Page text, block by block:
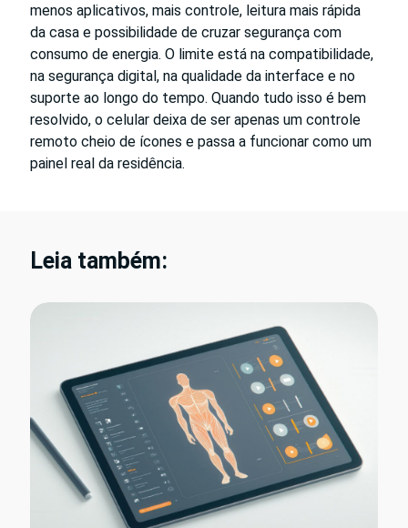
menos aplicativos, mais controle, leitura mais rápida
da casa e possibilidade de cruzar segurança com
consumo de energia. O limite está na compatibilidade,
na segurança digital, na qualidade da interface e no
suporte ao longo do tempo. Quando tudo isso é bem
resolvido, o celular deixa de ser apenas um controle
remoto cheio de ícones e passa a funcionar como um
painel real da residência.
Leia também: